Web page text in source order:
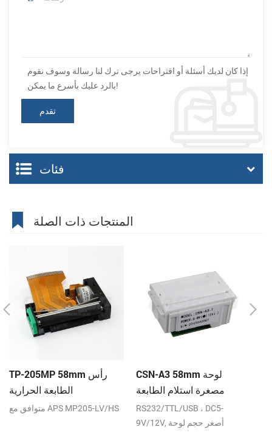
إذا كان لديك أسئلة أو اقتراحات يرجى ترك لنا رسالة وسوف نقوم
بالرد عليك بأسرع ما يمكن!
فئات
المنتجات ذات الصلة
TP-205MP 58mm رأس
الطابعة الحرارية
متوافق مع APS MP205-LV/HS
CSN-A3 58mm لوحة
مصغرة استلام الطابعة
الحرارية
RS232/TTL/USB ، DC5-
9V/12V, أصغر حجم لوحة